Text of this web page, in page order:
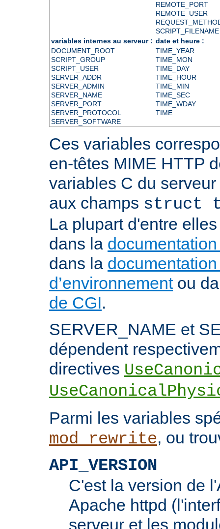
REMOTE_PORT
REMOTE_USER
SCRIPT_FILENAME
variables internes au serveur : date et heure :
DOCUMENT_ROOT
SCRIPT_GROUP
SCRIPT_USER
SERVER_ADDR
SERVER_ADMIN
SERVER_NAME
SERVER_PORT
SERVER_PROTOCOL
SERVER_SOFTWARE
TIME_YEAR
TIME_MON
TIME_DAY
TIME_HOUR
TIME_MIN
TIME_SEC
TIME_WDAY
TIME
Ces variables
en-têtes MIME HTTP
variables C du
aux champs struct
La plupart d'entre
dans la
dans la
d’environnementou
de CGI.
SERVER_NAME et
dépendent
directives
Parmi les variables
mod_rewrite, ou
API_VERSION
C'est la version de
Apache httpd
serveur et les